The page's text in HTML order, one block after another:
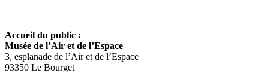
Accueil du public :
Musée de l’Air et de l’Espace
3, esplanade de l’Air et de l’Espace
93350 Le Bourget